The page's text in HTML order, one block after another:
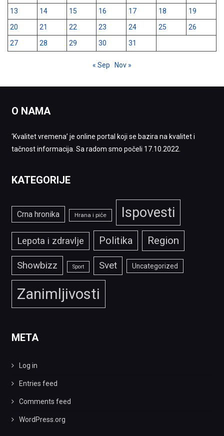
13
14 15 16 17 18
19
20
21 22 23 24 25
26
27
28 29 30 31
« Sep Nov »
O NAMA
‘Kvalitet vremena’ je online portal koji se bazira na kvalitet i
tačnost informacija. Sa radom smo počeli 17.10.2022.
KATEGORIJE
Crna hronika Hrana i piće Ispovesti
Lepota i zdravlje Politika Region
Showbizz Sport Svet Uncategorized
Zanimljivosti
META
Log in
Entries feed
Comments feed
WordPress.org